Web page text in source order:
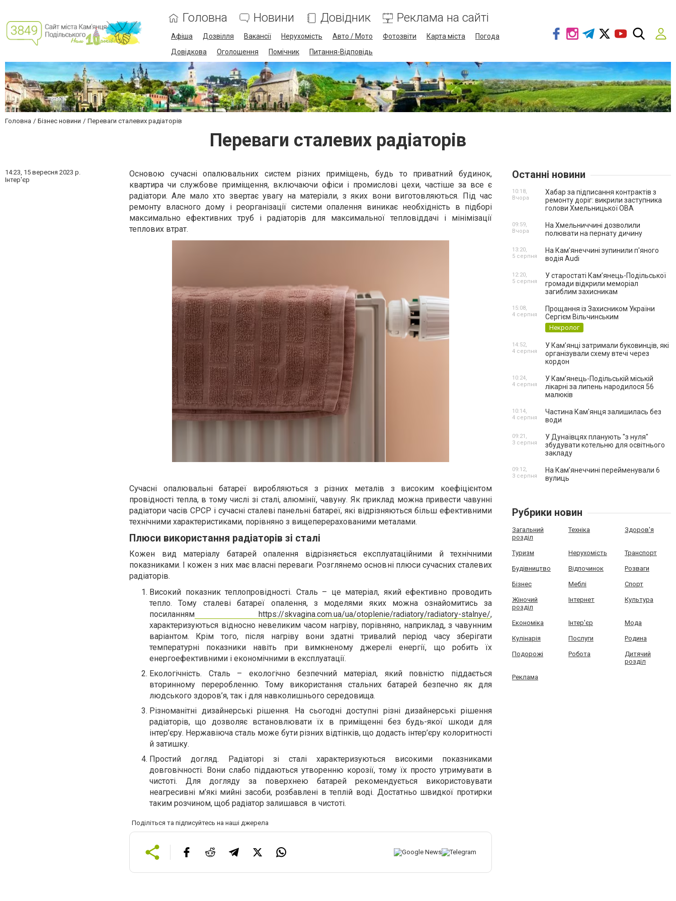
Головна Новини Довідник Реклама на сайті
Афіша Дозвілля Вакансії Нерухомість Авто / Мото Фотозвіти Карта міста
Погода
Довідкова
Оголошення Помічник Питання-Відповідь
Головна Бізнес новини Переваги сталевих радіаторів
Переваги сталевих радіаторів
14:23, 15 вересня 2023 р.
Інтер'єр
Основою сучасні опалювальних систем різних приміщень, будь то приватний будинок,
квартира чи службове приміщення, включаючи офіси і промислові цехи, частіше за все є
радіатори. Але мало хто звертає увагу на матеріали, з яких вони виготовляються. Під час
ремонту власного дому і реорганізації системи опалення виникає необхідність в підборі
максимально ефективних труб і радіаторів для максимальної тепловіддачі і мінімізації
теплових втрат.
Сучасні опалювальні батареї виробляються з різних металів з високим коефіцієнтом
провідності тепла, в тому числі зі сталі, алюмінії, чавуну. Як приклад можна привести чавунні
радіатори часів СРСР і сучасні сталеві панельні батареї, які відрізняються більш ефективними
технічними характеристиками, порівняно з вищеперерахованими металами.
Плюси використання радіаторів зі сталі
Кожен вид матеріалу батарей опалення відрізняється експлуатаційними й технічними
показниками. І кожен з них має власні переваги. Розглянемо основні плюси сучасних сталевих
радіаторів.
Високий показник теплопровідності. Сталь – це матеріал, який ефективно проводить
тепло. Тому сталеві батареї опалення, з моделями яких можна ознайомитись за
посиланням https://skvagina.com.ua/ua/otoplenie/radiatory/radiatory-stalnye/,
характеризуються відносно невеликим часом нагріву, порівняно, наприклад, з чавунним
варіантом. Крім того, після нагріву вони здатні тривалий період часу зберігати
температурні показники навіть при вимкненому джерелі енергії, що робить їх
енергоефективними і економічними в експлуатації.
Екологічність. Сталь – екологічно безпечний матеріал, який повністю піддається
вторинному переробленню. Тому використання стальних батарей безпечно як для
людського здоров’я, так і для навколишнього середовища.
Різноманітні дизайнерські рішення. На сьогодні доступні різні дизайнерські рішення
радіаторів, що дозволяє встановлювати їх в приміщенні без будь-якої шкоди для
інтер’єру. Нержавіюча сталь може бути різних відтінків, що додасть інтер’єру колоритності
й затишку.
Простий догляд. Радіаторі зі сталі характеризуються високими показниками
довговічності. Вони слабо піддаються утворенню корозії, тому їх просто утримувати в
чистоті. Для догляду за поверхнею батарей рекомендується використовувати
неагресивні м’які мийні засоби, розбавлені в теплій воді. Достатньо швидкої протирки
таким розчином, щоб радіатор залишався в чистоті.
Поділіться та підписуйтесь на наші джерела
Останні новини
Хабар за підписання контрактів з
ремонту доріг: викрили заступника
голови Хмельницької ОВА
10:18,
Вчора
На Хмельниччині дозволили
полювати на пернату дичину
09:59,
Вчора
На Камʼянеччині зупинили п'яного
водія Audi
13:20,
5 серпня
У старостаті Кам’янець-Подільської
громади відкрили меморіал
загиблим захисникам
12:20,
5 серпня
Прощання із Захисником України
Сергієм Вільчинським
Некролог
15:08,
4 серпня
У Кам’янці затримали буковинців, які
організували схему втечі через
кордон
14:52,
4 серпня
У Кам’янець-Подільській міській
лікарні за липень народилося 56
малюків
10:24,
4 серпня
Частина Кам'янця залишилась без
води
10:14,
4 серпня
У Дунаївцях планують "з нуля"
збудувати котельню для освітнього
закладу
09:21,
3 серпня
На Камʼянеччині перейменували 6
вулиць
09:12,
3 серпня
Рубрики новин
Загальний
розділ
Техніка Здоров'я
Туризм Нерухомість Транспорт
Будівництво Відпочинок Розваги
Бізнес Меблі Спорт
Жіночий
розділ
Інтернет Культура
Економіка Інтер'єр Мода
Кулінарія Послуги Родина
Подорожі Робота
Дитячий
розділ
Реклама